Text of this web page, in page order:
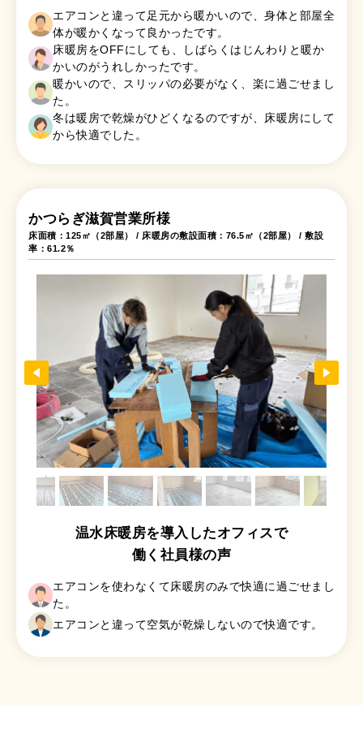
エアコンと違って足元から暖かいので、身体と部屋全
体が暖かくなって良かったです。
床暖房をOFFにしても、しばらくはじんわりと暖か
かいのがうれしかったです。
暖かいので、スリッパの必要がなく、楽に過ごせまし
た。
冬は暖房で乾燥がひどくなるのですが、床暖房にして
から快適でした。
かつらぎ滋賀営業所様
床面積：125㎡（2部屋） / 床暖房の敷設面積：76.5㎡（2部屋） / 敷設
率：61.2％
温水床暖房を導入したオフィスで
働く社員様の声
エアコンを使わなくて床暖房のみで快適に過ごせまし
た。
エアコンと違って空気が乾燥しないので快適です。